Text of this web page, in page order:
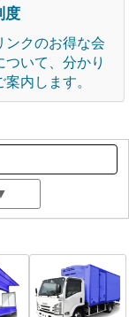
度
ンクのお得な会
ついて、分かり
内します。